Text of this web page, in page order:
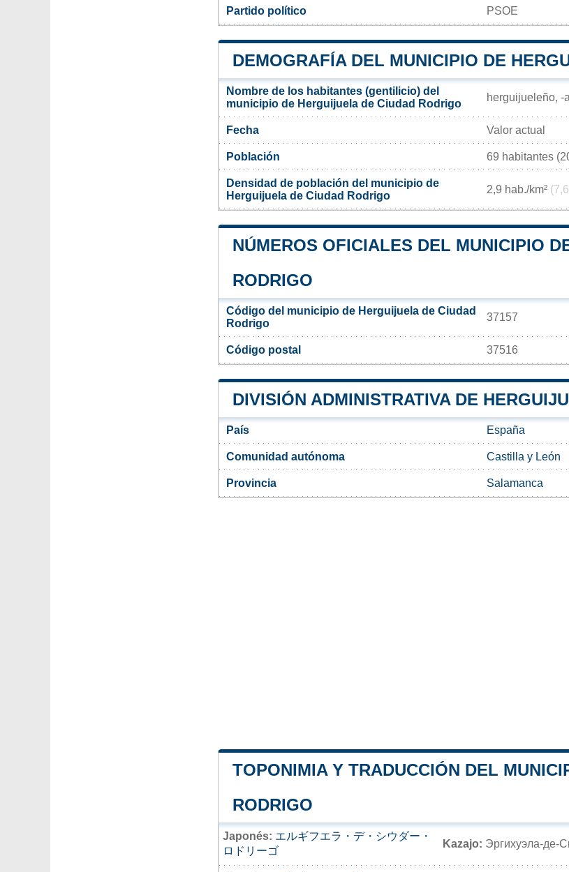
Partido político PSOE
DEMOGRAFÍA DEL MUNICIPIO DE
Nombre de los habitantes (gentilicio) del
municipio de Herguijuela de Ciudad Rodrigo
herguijueleño, -a
Fecha Valor actual
Población 69 habitantes
Densidad de población del municipio de
Herguijuela de Ciudad Rodrigo
2,9 hab./km²
NÚMEROS OFICIALES DEL MUNICIPIO
RODRIGO
Código del municipio de Herguijuela de Ciudad
Rodrigo
37157
Código postal 37516
DIVISIÓN ADMINISTRATIVA DE
País España
Comunidad autónoma Castilla y León
Provincia Salamanca
TOPONIMIA Y TRADUCCIÓN DEL
RODRIGO
Japonés: エルギフエラ・デ・シウダー・
ロドリーゴ
Kazajo: Эргихуэла-де-